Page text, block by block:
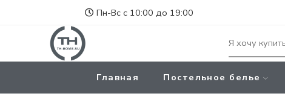
Пн-Вс с 10:00 до 19:00
Главная Постельное белье